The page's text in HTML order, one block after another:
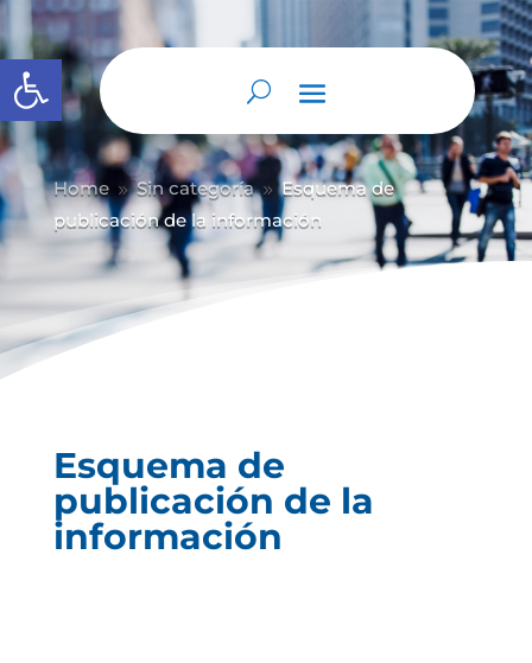
Abrir barra de herramientas
Home 9 Sin categoría 9 Esquema de
publicación de la información
Esquema de
publicación de la
información